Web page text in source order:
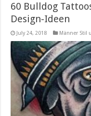
60 Bulldog
Design-Ideen
July 24, 2018 Männer Stil